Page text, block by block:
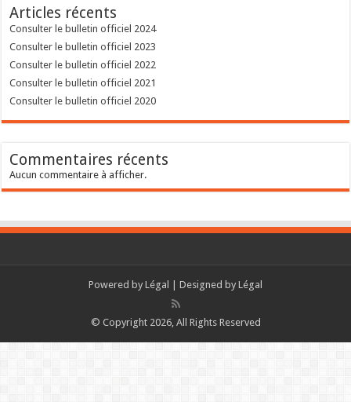
Articles récents
Consulter le bulletin officiel 2024
Consulter le bulletin officiel 2023
Consulter le bulletin officiel 2022
Consulter le bulletin officiel 2021
Consulter le bulletin officiel 2020
Commentaires récents
Aucun commentaire à afficher.
Powered by Légal | Designed by Légal
© Copyright 2026, All Rights Reserved